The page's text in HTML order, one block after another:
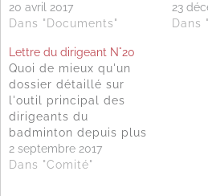
aspects juridiques de
plus en plus présents
aux possibilités
d'assistance qui vous
sont offertes par les
services fédéraux.
Lettre du dirigeant n°18
20 avril 2017
Dans "Documents"
du
23
Dans
Lettre du dirigeant N°20
Quoi de mieux qu'un
dossier détaillé sur
l'outil principal des
dirigeants du
badminton depuis plus
de dix ans? Plongez
dans l'histoire et
2 septembre 2017
Dans "Comité"